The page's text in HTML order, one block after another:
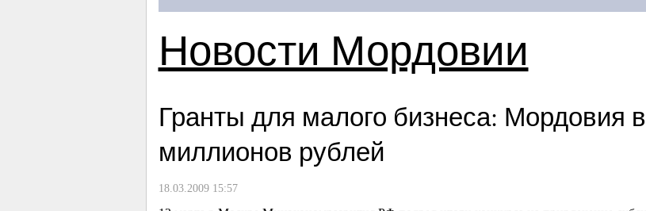
Новости Мордовии
Гранты для малого бизнеса: Мордовия
миллионов рублей
18.03.2009 15:57